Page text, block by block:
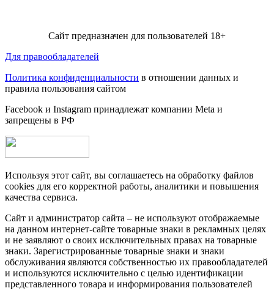
Сайт предназначен для пользователей 18+
Для правообладателей
Политика конфиденциальности в отношении данных и
правила пользования сайтом
Facebook и Instagram принадлежат компании Metа и
запрещены в РФ
Используя этот сайт, вы соглашаетесь на обработку файлов
cookies для его корректной работы, аналитики и повышения
качества сервиса.
Сайт и администратор сайта – не используют отображаемые
на данном интернет-сайте товарные знаки в рекламных целях
и не заявляют о своих исключительных правах на товарные
знаки. Зарегистрированные товарные знаки и знаки
обслуживания являются собственностью их правообладателей
и используются исключительно с целью идентификации
представленного товара и информирования пользователей